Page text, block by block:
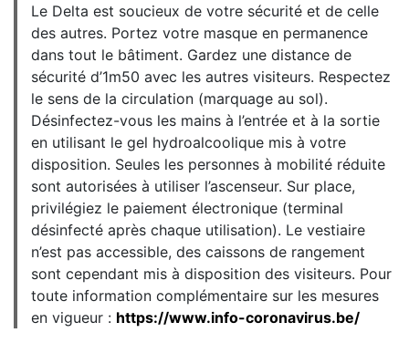
Le Delta est soucieux de votre sécurité et de celle
des autres. Portez votre masque en permanence
dans tout le bâtiment. Gardez une distance de
sécurité d’1m50 avec les autres visiteurs. Respectez
le sens de la circulation (marquage au sol).
Désinfectez-vous les mains à l’entrée et à la sortie
en utilisant le gel hydroalcoolique mis à votre
disposition. Seules les personnes à mobilité réduite
sont autorisées à utiliser l’ascenseur. Sur place,
privilégiez le paiement électronique (terminal
désinfecté après chaque utilisation). Le vestiaire
n’est pas accessible, des caissons de rangement
sont cependant mis à disposition des visiteurs. Pour
toute information complémentaire sur les mesures
en vigueur : https://www.info-coronavirus.be/